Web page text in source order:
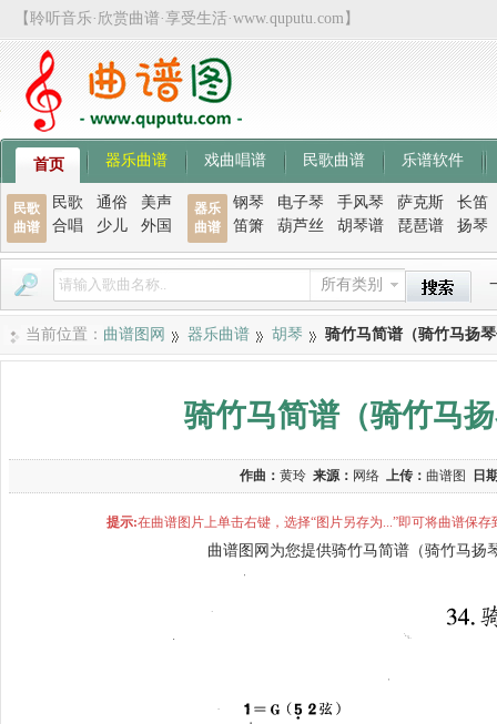
【聆听音乐·欣赏曲谱·享受生活·www.quputu.com】
首页 器乐曲谱 戏曲唱谱 民歌曲谱 乐谱软件
民歌
曲谱
民歌 通俗
美声
合唱
少儿 外国
器乐
曲谱
钢琴 电子琴 手风琴 萨克斯
长笛
笛箫
葫芦丝 胡琴谱 琵琶谱 扬琴
所有类别
当前位置： 曲谱图网 器乐曲谱 胡琴 骑竹马简谱（骑竹马扬
骑竹马简谱（骑竹马
作曲： 黄玲 来源： 网络 上传： 曲谱图 日
提示:在曲谱图片上单击右键，选择“图片另存为...”即可将曲谱保
曲谱图网为您提供骑竹马简谱（骑竹马扬